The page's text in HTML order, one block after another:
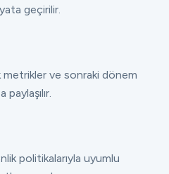
geçirilir.
ve sonraki dönem
politikalarıyla uyumlu